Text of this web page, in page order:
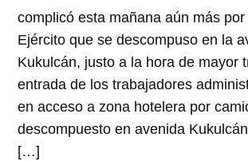
complicó esta mañana aún más por
Ejército que se descompuso en la
Kukulcán, justo a la hora de mayor
entrada de los trabajadores
en acceso a zona hotelera por
descompuesto en avenida
[…]